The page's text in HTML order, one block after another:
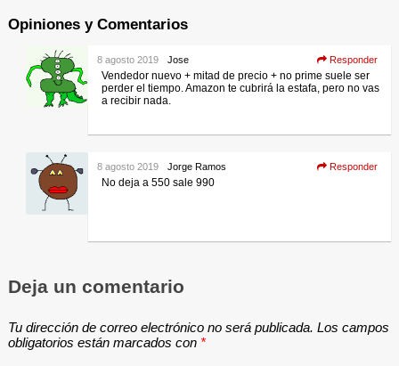
Opiniones y Comentarios
Jose
8 agosto 2019 Responder
Vendedor nuevo + mitad de precio + no prime suele ser
perder el tiempo. Amazon te cubrirá la estafa, pero no vas
a recibir nada.
Jorge Ramos
8 agosto 2019 Responder
No deja a 550 sale 990
Deja un comentario
Tu dirección de correo electrónico no será publicada. Los campos
obligatorios están marcados con *